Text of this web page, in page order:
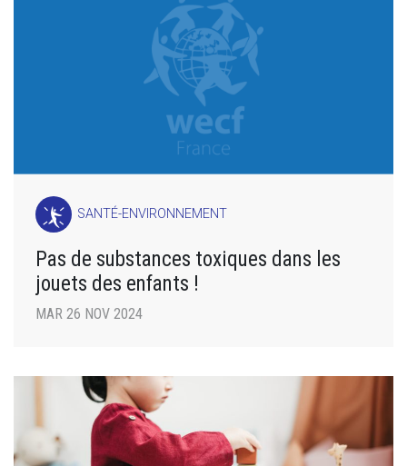
SANTÉ-ENVIRONNEMENT
Pas de substances toxiques dans les
jouets des enfants !
MAR 26 NOV 2024